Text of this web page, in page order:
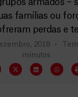
armados –
famílias ou
perdas e
2018
minutos